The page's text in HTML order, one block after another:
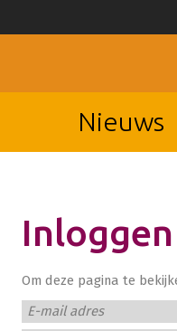
Nieuws
Inloggen
Om deze pagina te
E-mail adres